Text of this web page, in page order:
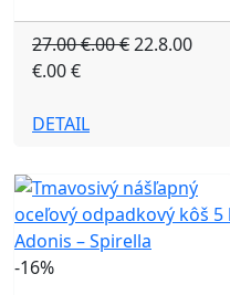
27.00 €.00 €22.8.00
€.00 €
DETAIL
-16%